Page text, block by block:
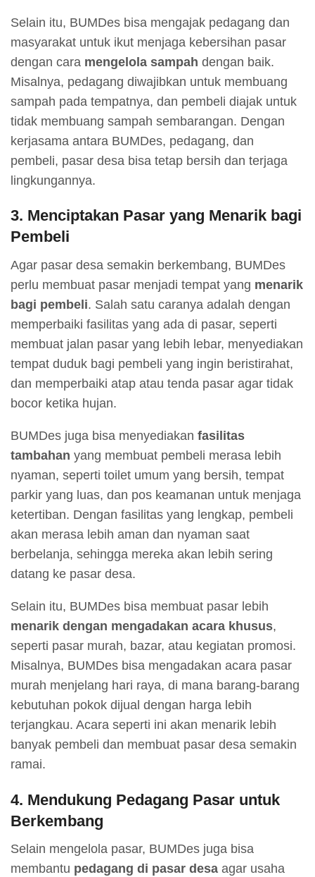
Selain itu, BUMDes bisa mengajak pedagang dan
masyarakat untuk ikut menjaga kebersihan pasar
dengan cara mengelola sampah dengan baik.
Misalnya, pedagang diwajibkan untuk membuang
sampah pada tempatnya, dan pembeli diajak untuk
tidak membuang sampah sembarangan. Dengan
kerjasama antara BUMDes, pedagang, dan
pembeli, pasar desa bisa tetap bersih dan terjaga
lingkungannya.
3. Menciptakan Pasar yang Menarik bagi
Pembeli
Agar pasar desa semakin berkembang, BUMDes
perlu membuat pasar menjadi tempat yang menarik
bagi pembeli. Salah satu caranya adalah dengan
memperbaiki fasilitas yang ada di pasar, seperti
membuat jalan pasar yang lebih lebar, menyediakan
tempat duduk bagi pembeli yang ingin beristirahat,
dan memperbaiki atap atau tenda pasar agar tidak
bocor ketika hujan.
BUMDes juga bisa menyediakan fasilitas
tambahan yang membuat pembeli merasa lebih
nyaman, seperti toilet umum yang bersih, tempat
parkir yang luas, dan pos keamanan untuk menjaga
ketertiban. Dengan fasilitas yang lengkap, pembeli
akan merasa lebih aman dan nyaman saat
berbelanja, sehingga mereka akan lebih sering
datang ke pasar desa.
Selain itu, BUMDes bisa membuat pasar lebih
menarik dengan mengadakan acara khusus,
seperti pasar murah, bazar, atau kegiatan promosi.
Misalnya, BUMDes bisa mengadakan acara pasar
murah menjelang hari raya, di mana barang-barang
kebutuhan pokok dijual dengan harga lebih
terjangkau. Acara seperti ini akan menarik lebih
banyak pembeli dan membuat pasar desa semakin
ramai.
4. Mendukung Pedagang Pasar untuk
Berkembang
Selain mengelola pasar, BUMDes juga bisa
membantu pedagang di pasar desa agar usaha